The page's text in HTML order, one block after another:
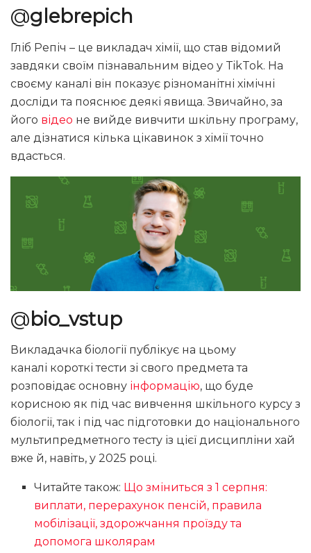
@glebrepich
Гліб Репіч – це викладач хімії, що став відомий
завдяки своїм пізнавальним відео у TikTok. На
своєму каналі він показує різноманітні хімічні
досліди та пояснює деякі явища. Звичайно, за
його відео не вийде вивчити шкільну програму,
але дізнатися кілька цікавинок з хімії точно
вдасться.
@ bio_vstup
Викладачка біології публікує на цьому
каналі короткі тести зі свого предмета та
розповідає основну інформацію, що буде
корисною як під час вивчення шкільного курсу з
біології, так і під час підготовки до національного
мультипредметного тесту із цієї дисципліни хай
вже й, навіть, у 2025 році.
Читайте також: Що зміниться з 1 серпня:
виплати, перерахунок пенсій, правила
мобілізації, здорожчання проїзду та
допомога школярам